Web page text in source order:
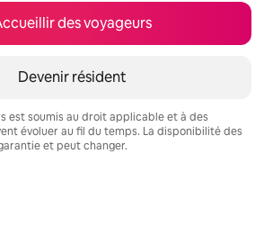
des voyageurs
Devenir résident
est soumis au droit applicable et à des
évoluer au fil du temps. La disponibilité des
et peut changer.